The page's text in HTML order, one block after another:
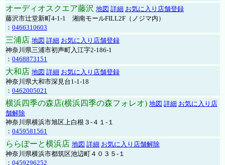
オーディオスクエア藤沢 地図 詳細 お気に入り店舗登録
藤沢市辻堂新町4-1-1 湘南モールFILL2F（ノジマ内）
： 0466310603
三浦店 地図 詳細 お気に入り店舗登録
神奈川県三浦市初声町入江字2-186-1
： 0468873151
大和店 地図 詳細 お気に入り店舗登録
神奈川県大和市深見台1-1-18
： 0462005021
横浜四季の森店(横浜四季の森フォレオ) 地図 詳細 お気に入り店
舗解除
神奈川県横浜市旭区上白根３-４１-１
： 0459581561
ららぽーと横浜店 地図 詳細 お気に入り店舗解除
神奈川県横浜市都筑区池辺町４０３５-１
： 0459296252